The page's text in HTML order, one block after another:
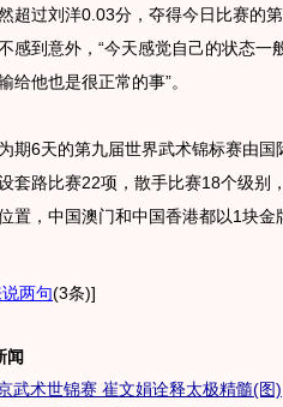
超过刘洋0.03分，夺得今日比赛的
感到意外，“今天感觉自己的状态
给他也是很正常的事”。
6天的第九届世界武术锦标赛由国
套路比赛22项，散手比赛18个级别
置，中国澳门和中国香港都以1块金
两句(3条)]
闻
武术世锦赛 崔文娟诠释太极精髓(图)